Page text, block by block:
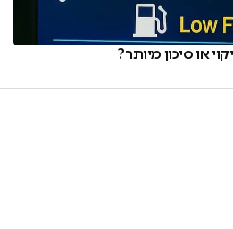
או סיכון מיותר?